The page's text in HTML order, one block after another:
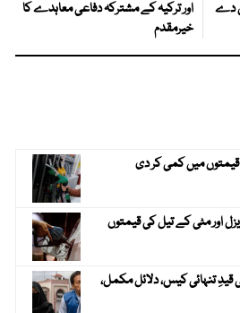
دے
اور ترکیہ کے مشترکہ دفاعی معاہدے کا
خیرمقدم
میں کمی کر دی
اور مٹی کے تیل کی قیمتوں
قیدِ تنہائی کیس، دلائل مکمل،